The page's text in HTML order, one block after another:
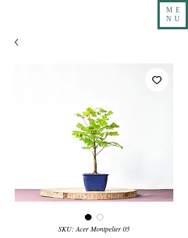
ME
NU
SKU: Acer Montpelier 05